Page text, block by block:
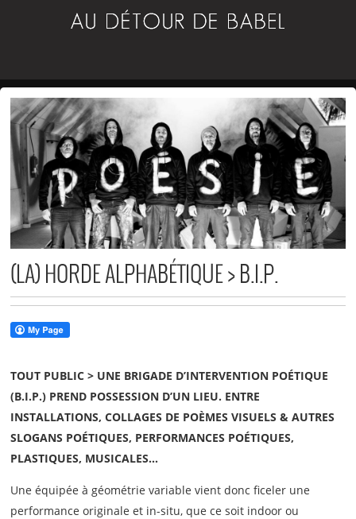
(LA) HORDE ALPHABÉTIQUE > B.I.P.
TOUT PUBLIC > UNE BRIGADE D’INTERVENTION POÉTIQUE
(B.I.P.) PREND POSSESSION D’UN LIEU. ENTRE
INSTALLATIONS, COLLAGES DE POÈMES VISUELS & AUTRES
SLOGANS POÉTIQUES, PERFORMANCES POÉTIQUES,
PLASTIQUES, MUSICALES…
Une équipée à géométrie variable vient donc ficeler une
performance originale et in-situ, que ce soit indoor ou